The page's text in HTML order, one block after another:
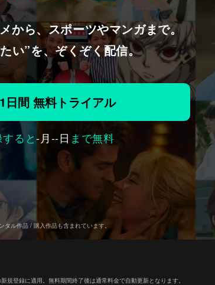
から、スポーツやマンガまで。
い”を、ぞくぞく配信。
日間 無料トライアル
ると-月--日 まで無料
ル作品 / 購入作品も含まれています。
登録に適用。無料期間終了後は通常料金で自動更新となります。